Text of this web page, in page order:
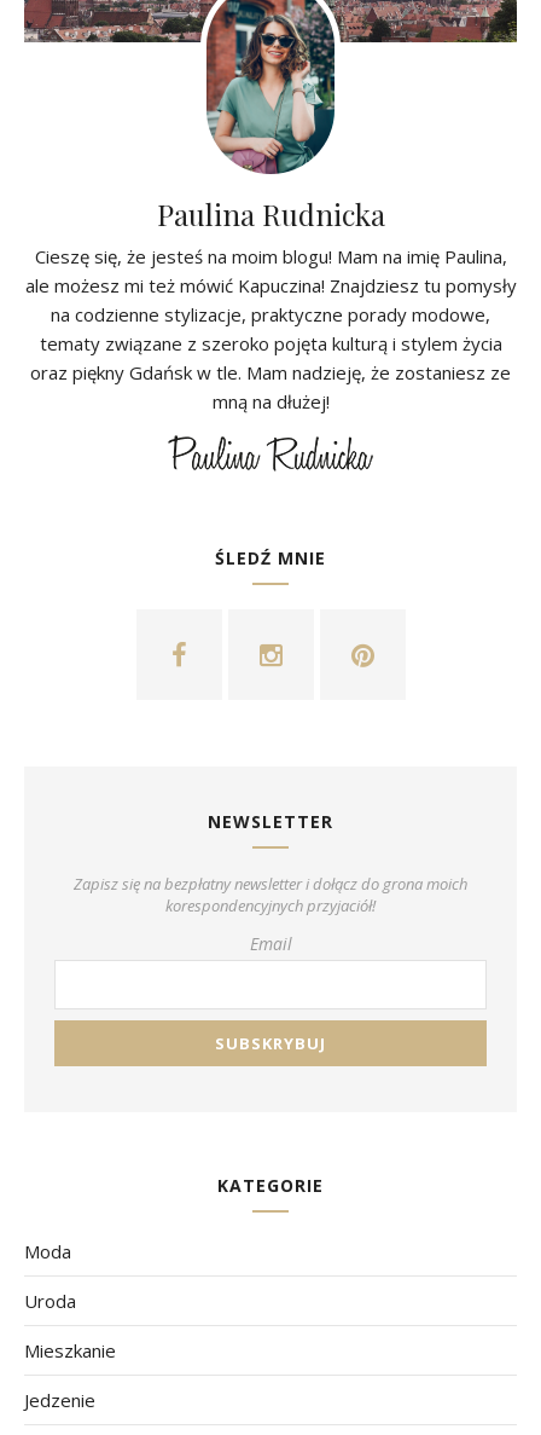
Paulina Rudnicka
Cieszę się, że jesteś na moim blogu! Mam na imię Paulina,
ale możesz mi też mówić Kapuczina! Znajdziesz tu pomysły
na codzienne stylizacje, praktyczne porady modowe,
tematy związane z szeroko pojęta kulturą i stylem życia
oraz piękny Gdańsk w tle. Mam nadzieję, że zostaniesz ze
mną na dłużej!
ŚLEDŹ MNIE
NEWSLETTER
Zapisz się na bezpłatny newsletter i dołącz do grona moich
korespondencyjnych przyjaciół!
Email
KATEGORIE
Moda
Uroda
Mieszkanie
Jedzenie